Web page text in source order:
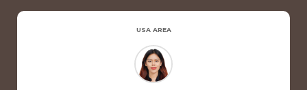
USA AREA